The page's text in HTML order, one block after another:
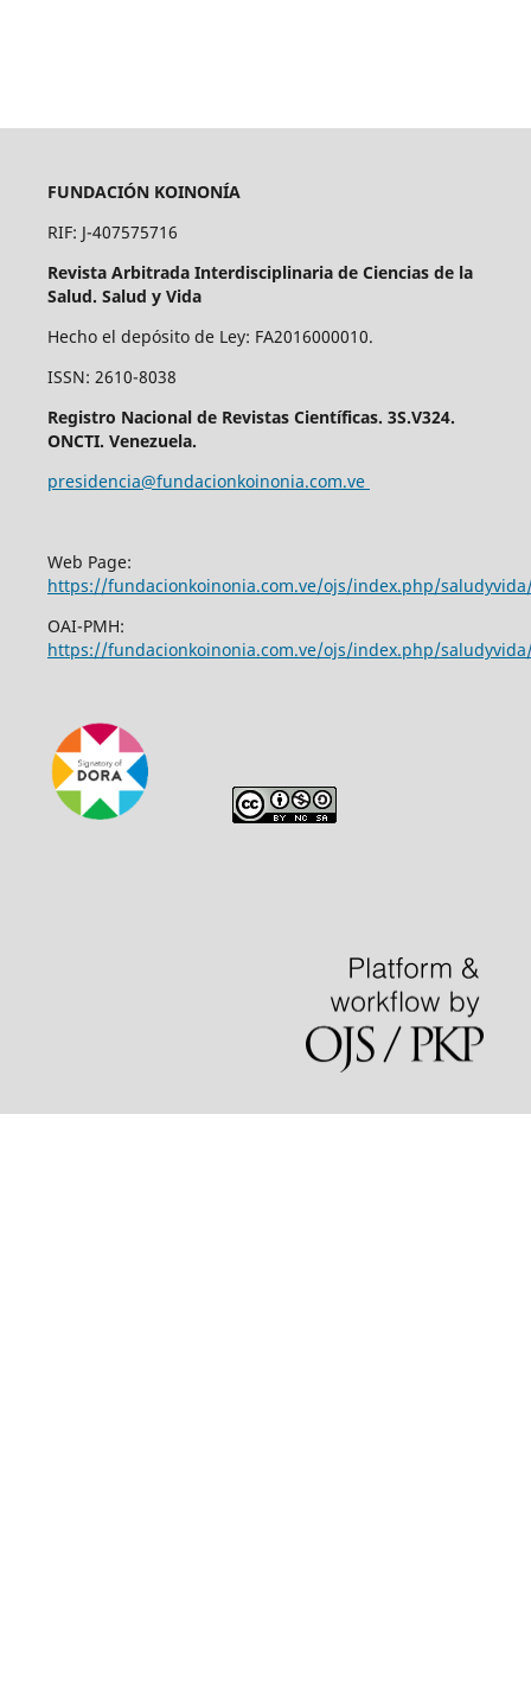
FUNDACIÓN KOINONÍA
RIF: J-407575716
Revista Arbitrada Interdisciplinaria de Ciencias de la
Salud. Salud y Vida
Hecho el depósito de Ley: FA2016000010.
ISSN: 2610-8038
Registro Nacional de Revistas Científicas. 3S.V324.
ONCTI. Venezuela.
presidencia@fundacionkoinonia.com.ve
Web Page:
https://fundacionkoinonia.com.ve/ojs/index.php/
OAI-PMH:
https://fundacionkoinonia.com.ve/ojs/index.php/